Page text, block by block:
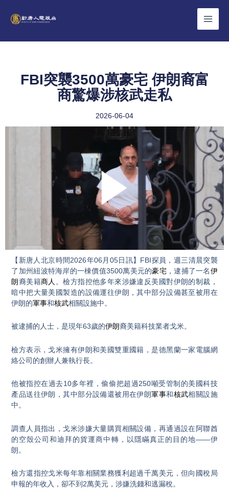
FBI突襲3500萬豪宅 伊朗裔富
商驚爆涉核武走私
2026-06-04
Play
【新唐人北京時間2026年06月05日訊】FBI探員，週三清晨突襲
了加州紐波特海岸的一棟價值3500萬美元的豪宅，逮捕了一名伊
朗裔美籍商人 。檢方指控他多年來涉嫌違反美國對伊朗的制裁，
暗中把大量美國製造的設備運往伊朗，其中部分設備甚至被用在
伊朗的軍事和核武相關設施中。
被逮捕的人士，是現年63歲的伊朗裔美籍科技業者戈米。
檢方表示，戈米擁有伊朗和美國雙重國籍，是德黑蘭一家電腦網
絡公司的創辦人兼執行長。
他被指控在過去10多年裡，偷偷把超過250噸受管制的美國科技
產品送往伊朗，其中部分設備還被用在伊朗軍事和核武相關設施
中。
調查人員指出，戈米涉嫌大量購買相關設備，再通過設在阿聯酋
的空殼公司和迪拜的貨運商中轉，以隱瞞真正的目的地——伊
朗。
檢方還指控戈米每年靠相關業務獲利超過千萬美元，但向國稅局
申報的年收入，卻不到2萬美元，涉嫌洗錢和逃漏稅。